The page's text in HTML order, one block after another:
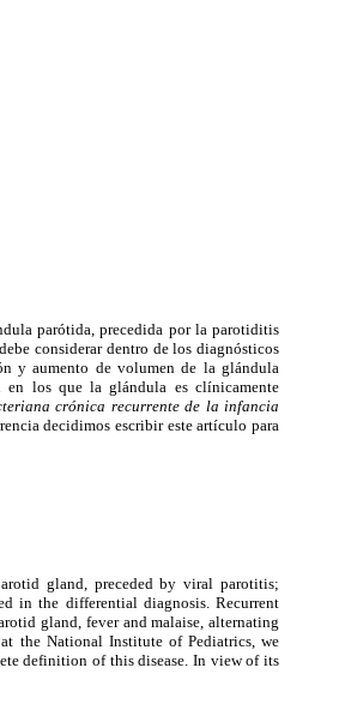
parótida, precedida por la parotiditis
considerar dentro de los diagnósticos
y aumento de volumen de la glándula
en los que la glándula es clínicamente
crónica recurrente de la infancia
decidimos escribir este artículo para
gland, preceded by viral parotitis;
in the differential diagnosis. Recurrent
gland, fever and malaise, alternating
the National Institute of Pediatrics, we
definition of this disease. In view of its